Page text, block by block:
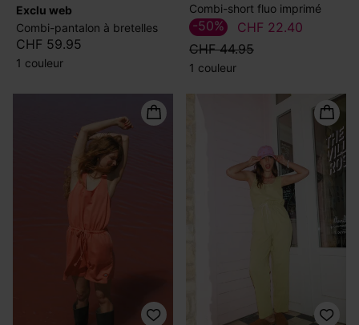
exclu web
Combi-pantalon à bretelles
CHF 59.95
1 couleur
Combi-short fluo imprimé
CHF 22.40
CHF 44.95
-50%
1 couleur